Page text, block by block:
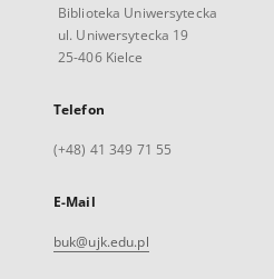
Biblioteka Uniwersytecka
ul. Uniwersytecka 19
25-406 Kielce
Telefon
(+48) 41 349 71 55
E-Mail
buk@ujk.edu.pl